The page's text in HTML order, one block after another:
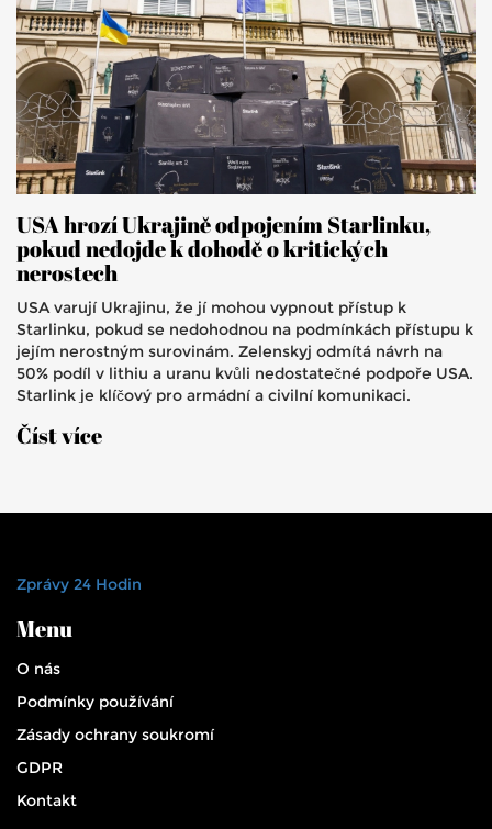
USA hrozí Ukrajině odpojením Starlinku,
pokud nedojde k dohodě o kritických
nerostech
USA varují Ukrajinu, že jí mohou vypnout přístup k
Starlinku, pokud se nedohodnou na podmínkách přístupu k
jejím nerostným surovinám. Zelenskyj odmítá návrh na
50% podíl v lithiu a uranu kvůli nedostatečné podpoře USA.
Starlink je klíčový pro armádní a civilní komunikaci.
Číst více
Zprávy 24 Hodin
Menu
O nás
Podmínky používání
Zásady ochrany soukromí
GDPR
Kontakt